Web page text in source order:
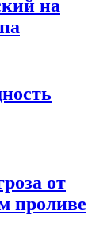
на
от
проливе